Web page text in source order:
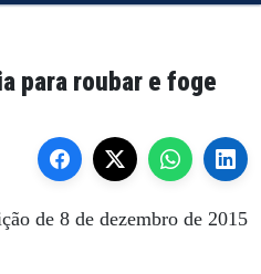
para roubar e foge
de 8 de dezembro de 2015